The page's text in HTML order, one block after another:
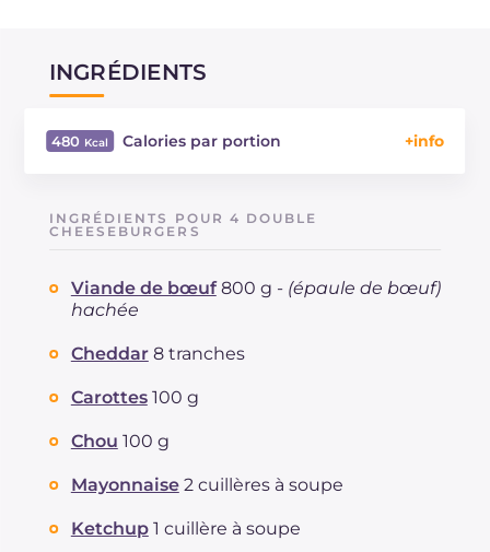
INGRÉDIENTS
480 Calories par portion
Dont sucres
Graisses g 28.8
dont acides gras saturés
Fibre
Sodium
INGRÉDIENTS POUR 4 DOUBLE
CHEESEBURGERS
Viande de bœuf 800 g - (épaule de bœuf)
hachée
Cheddar 8 tranches
Carottes 100 g
Chou 100 g
Mayonnaise 2 cuillères à soupe
Ketchup 1 cuillère à soupe